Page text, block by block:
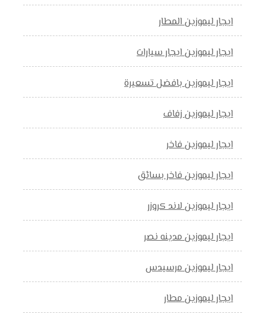
ايجار ليموزين المطار
ايجار ليموزين ايجار سيارات
ايجار ليموزين بافضل تسعيرة
ايجار ليموزين زفاف
ايجار ليموزين فاخر
ايجار ليموزين فاخر بسائق
ايجار ليموزين لاند كروزر
ايجار ليموزين مدينه نصر
ايجار ليموزين مرسيدس
ايجار ليموزين مطار